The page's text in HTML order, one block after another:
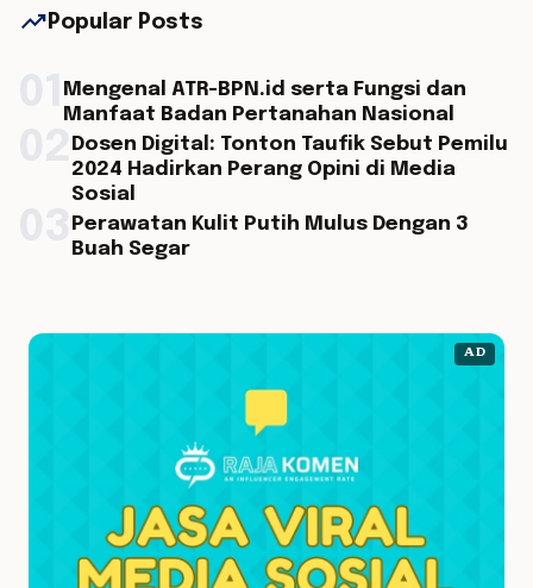
trending_up Popular Posts
Mengenal ATR-BPN.id serta Fungsi dan
Manfaat Badan Pertanahan Nasional
Dosen Digital: Tonton Taufik Sebut Pemilu
2024 Hadirkan Perang Opini di Media
Sosial
Perawatan Kulit Putih Mulus Dengan 3
Buah Segar
AD